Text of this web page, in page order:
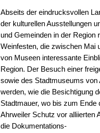
Abseits der eindrucksvollen
der kulturellen Ausstellungen
und Gemeinden in der Region
Weinfesten, die zwischen Mai
von Museen interessante
Region. Der Besuch einer
sowie des Stadtmuseums von
werden, wie die Besichtigung
Stadtmauer, wo bis zum
Ahrweiler Schutz vor alliierten
die Dokumentations-